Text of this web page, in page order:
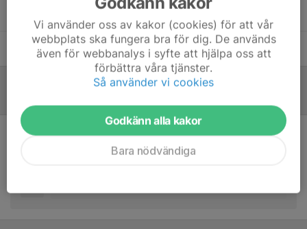
Björn Isacsson Tränare
Mattias ThörnTränare
Referat
Inget skrivet
Vi använder oss av kakor (cookies) för att vår
webbplats ska fungera bra för dig. De används
även för webbanalys i syfte att hjälpa oss att
förbättra våra tjänster.
Så använder vi cookies
Godkänn alla kakor
Bara nödvändiga